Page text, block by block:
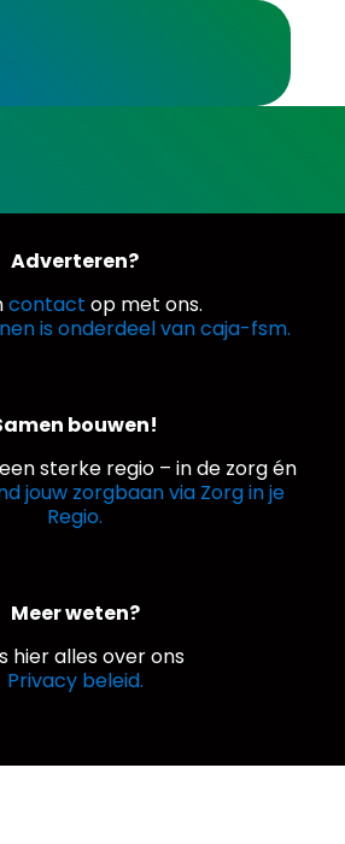
Adverteren?
contact op met ons.
is onderdeel van caja-fsm.
bouwen!
sterke regio – in de zorg én
jouw zorgbaan via Zorg in je
Regio.
Meer weten?
hier alles over ons
Privacy beleid.